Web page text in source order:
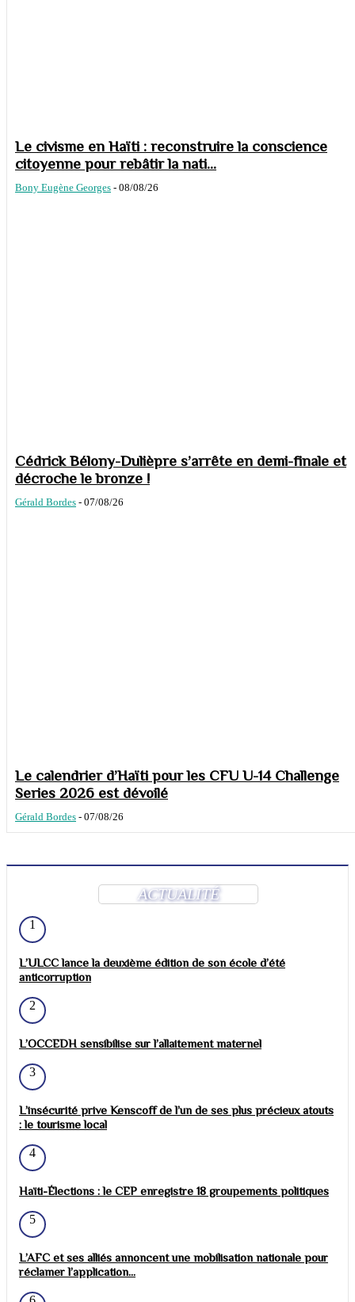
Le civisme en Haïti : reconstruire la conscience
citoyenne pour rebâtir la nati...
Bony Eugène Georges - 08/08/26
Cédrick Bélony-Dulièpre s’arrête en demi-finale et
décroche le bronze !
Gérald Bordes - 07/08/26
Le calendrier d’Haïti pour les CFU U-14 Challenge
Series 2026 est dévoilé
Gérald Bordes - 07/08/26
ACTUALITÉ
1
L’ULCC lance la deuxième édition de son école d’été
anticorruption
2
L’OCCEDH sensibilise sur l’allaitement maternel
3
L’insécurité prive Kenscoff de l’un de ses plus précieux atouts
: le tourisme local
4
Haïti-Élections : le CEP enregistre 18 groupements politiques
5
L’AFC et ses alliés annoncent une mobilisation nationale pour
réclamer l’application...